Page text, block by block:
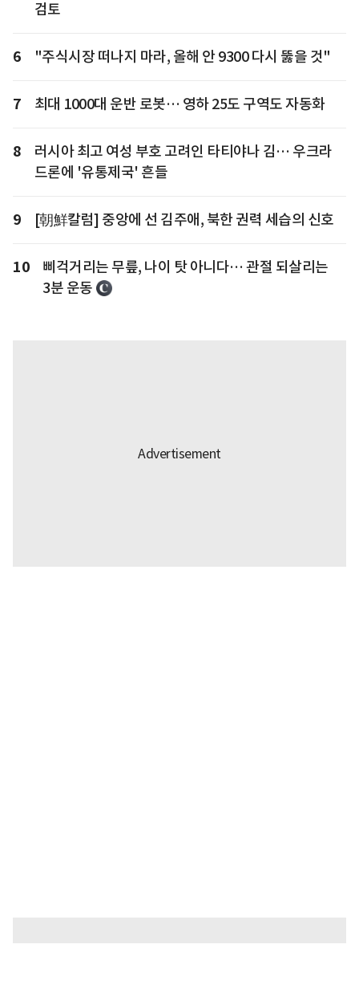
검토
6 "주식시장 떠나지 마라, 올해 안 9300 다시 뚫을 것"
7 최대 1000대 운반 로봇… 영하 25도 구역도 자동화
8
러시아 최고 여성 부호 고려인 타티야나 김… 우크라
드론에 '유통제국' 흔들
9 [朝鮮칼럼] 중앙에 선 김주애, 북한 권력 세습의 신호
10
삐걱거리는 무릎, 나이 탓 아니다… 관절 되살리는
3분 운동